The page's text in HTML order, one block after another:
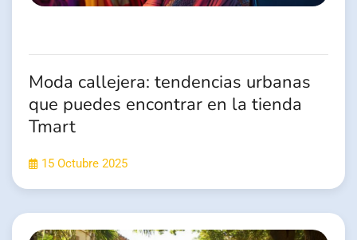
Moda callejera: tendencias urbanas
que puedes encontrar en la tienda
Tmart
15 Octubre 2025